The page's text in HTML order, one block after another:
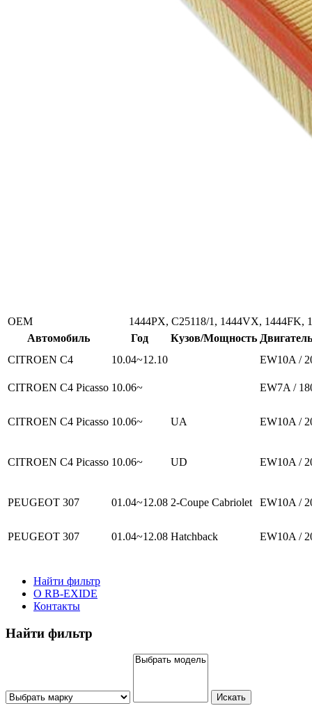
ОЕМ
1444PX, C25118/1, 1444VX,
Автомобиль
Год Кузов/Мощность
CITROEN C4
10.04~12.10 EW10A /
CITROEN C4 Picasso 10.06~ EW7A /
CITROEN C4 Picasso 10.06~ UA EW10A /
CITROEN C4 Picasso 10.06~ UD EW10A /
PEUGEOT 307 01.04~12.08 2-Coupe Cabriolet EW10A /
PEUGEOT 307 01.04~12.08 Hatchback EW10A /
Найти фильтр
О RB-EXIDE
Контакты
Найти фильтр
Искать